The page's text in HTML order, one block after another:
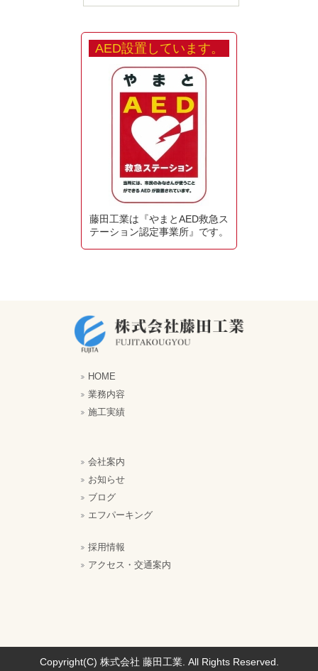
AED設置しています。
藤田工業は『やまとAED救急ス
テーション認定事業所』です。
HOME
業務内容
施工実績
会社案内
お知らせ
ブログ
エフパーキング
採用情報
アクセス・交通案内
Copyright(C) 株式会社 藤田工業. All Rights Reserved.